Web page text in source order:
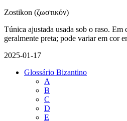
Zostikon (ζωστικόν)
Túnica ajustada usada sob o raso. Em
geralmente preta; pode variar em cor
2025-01-17
Glossário Bizantino
A
B
C
D
E